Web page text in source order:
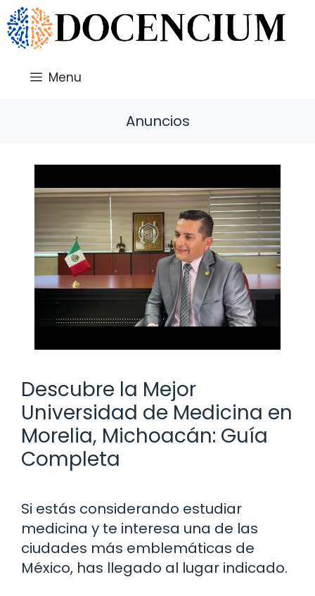
Saltar
al
contenido
Menu
Anuncios
Descubre la Mejor
Universidad de Medicina en
Morelia, Michoacán: Guía
Completa
Si estás considerando estudiar
medicina y te interesa una de las
ciudades más emblemáticas de
México, has llegado al lugar indicado.